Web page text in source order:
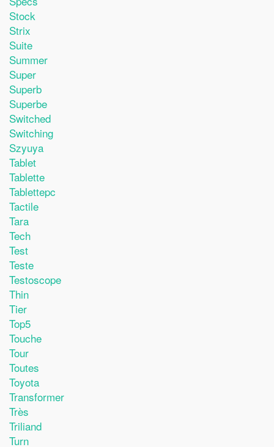
Stock
Strix
Suite
Summer
Super
Superb
Superbe
Switched
Switching
Szyuya
Tablet
Tablette
Tablettepc
Tactile
Tara
Tech
Test
Teste
Testoscope
Thin
Tier
Top5
Touche
Tour
Toutes
Toyota
Transformer
Très
Triliand
Turn